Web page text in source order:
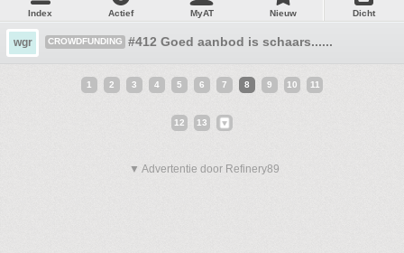
Index Actief MyAT Nieuw Dicht
wgr CROWDFUNDING #412 Goed aanbod is schaars......
1 2 3 4 5 6 7 8 9 10 11
12 13
▼ Advertentie door Refinery89